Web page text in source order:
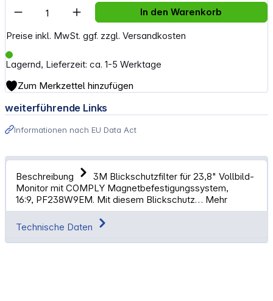
Preise inkl. MwSt. ggf. zzgl. Versandkosten
Lagernd, Lieferzeit: ca. 1-5 Werktage
Artikel Anzahl: Gib den gewünschten
In den Warenkorb
Zum Merkzettel hinzufügen
weiterführende Links
Informationen nach EU Data Act
Beschreibung
3M Blickschutzfilter für 23,8" Vollbild-
Monitor mit COMPLY Magnetbefestigungssystem,
16:9, PF238W9EM. Mit diesem Blickschutz… Mehr
Technische Daten